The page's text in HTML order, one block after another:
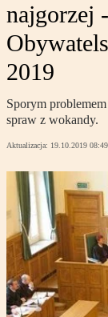
najgorzej
2019
Sporym
spraw z wokandy.
Aktualizacja: 19.10.2019 08:49